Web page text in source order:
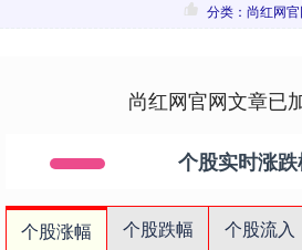
分类：尚红网官
尚红网官网文章已
个股实时涨
个股涨幅 个股跌幅 个股流入